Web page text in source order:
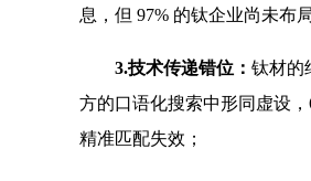
息，但 97% 的钛企业尚未布
3.技术传递错位： 钛材的
方的口语化搜索中形同虚设
精准匹配失效；